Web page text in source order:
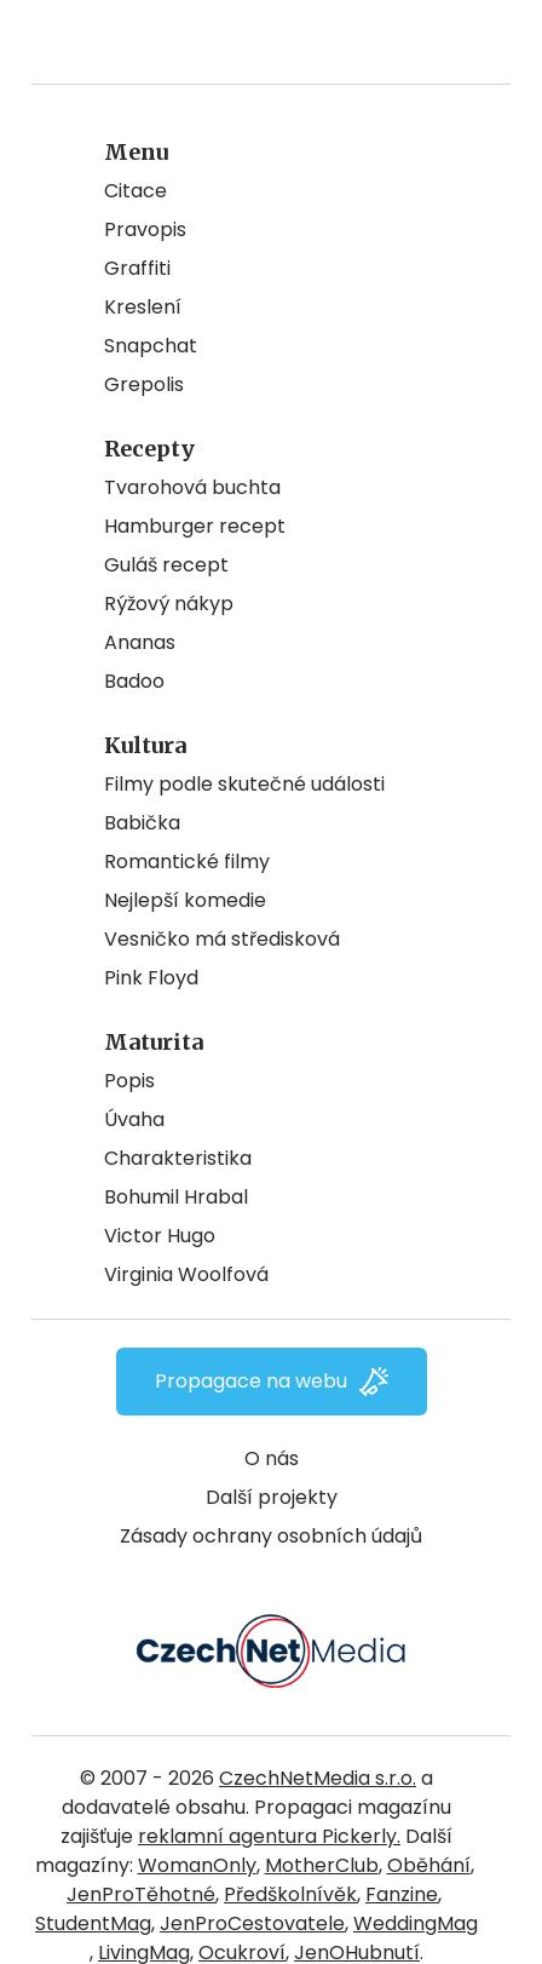
Menu
Citace
Pravopis
Graffiti
Kreslení
Snapchat
Grepolis
Recepty
Tvarohová buchta
Hamburger recept
Guláš recept
Rýžový nákyp
Ananas
Badoo
Kultura
Filmy podle skutečné události
Babička
Romantické filmy
Nejlepší komedie
Vesničko má středisková
Pink Floyd
Maturita
Popis
Úvaha
Charakteristika
Bohumil Hrabal
Victor Hugo
Virginia Woolfová
O nás
Další projekty
Zásady ochrany osobních údajů
Propagace na webu
© 2007 - 2026 CzechNetMedia s.r.o. a
dodavatelé obsahu. Propagaci magazínu
zajišťuje reklamní agentura Pickerly. Další
magazíny: WomanOnly, MotherClub,Oběhání,
JenProTěhotné, Předškolnívěk, Fanzine,
StudentMag,JenProCestovatele,WeddingMag
, LivingMag,Ocukroví,JenOHubnutí.